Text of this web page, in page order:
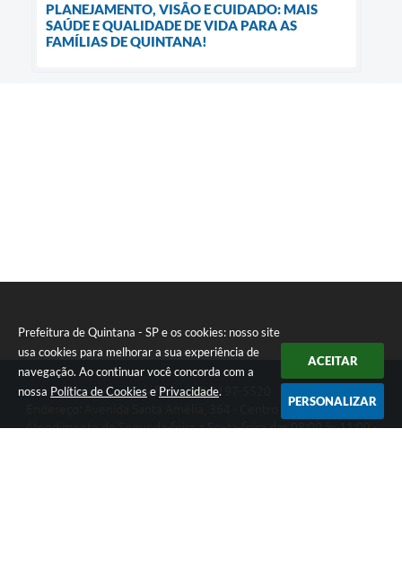
Prefeitura de Quintana - SP e os cookies: nosso site
usa cookies para melhorar a sua experiência de
navegação. Ao continuar você concorda com a
nossa Política de Cookies e Privacidade.
ACEITAR
PERSONALIZAR
PLANEJAMENTO, VISÃO E CUIDADO: MAIS
SAÚDE E QUALIDADE DE VIDA PARA AS
FAMÍLIAS DE QUINTANA!
Telefone: (14) 3197-5520
Endereço: Avenida Santa Amélia, 364 - Centro | CEP: 17670-003
Atendimento de Segunda-feira a Sexta-feira das 08:00 às 11:00 -